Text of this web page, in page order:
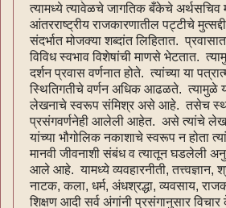
त्यामध्ये त्यावेळचे जागतिक बँकेचे
आंतरराष्ट्रीय राजकारणातील पट्टीचे
संदर्भात मोजक्या शब्दांत लिहितात.
विविध स्वभाव विशेषांची माणसे भेटतात.
दर्शन प्रवास वर्णनात होते. त्यांच्या या
स्थितिगतीचे वर्णन अधिक आढळते. त्यामुळे
लेखनाचे स्वरूप संमिश्र असे आहे. तसेच
प्रसंगवर्णनेही आलेली आहेत. असे त्यांचे
यांच्या भौगोलिक नकाशाचे स्वरूप न होता
मानवी जीवनाशी संबंध व त्यातून घडलेली
आले आहे. यामध्ये व्यवहारनीती, तत्त्वज्ञान,
नाटक, कला, धर्म, अंधश्रद्धा, व्यवसाय,
शिक्षण आदी सर्व अंगांनी प्रसंगानुसार